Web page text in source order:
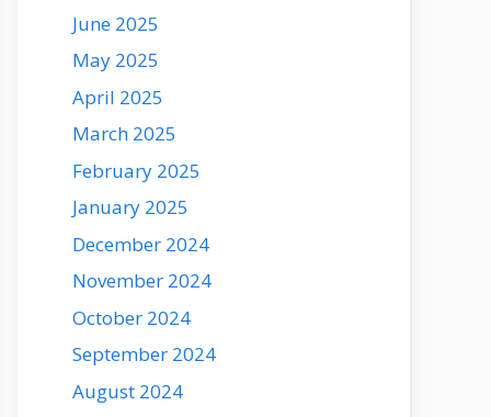
June 2025
May 2025
April 2025
March 2025
February 2025
January 2025
December 2024
November 2024
October 2024
September 2024
August 2024